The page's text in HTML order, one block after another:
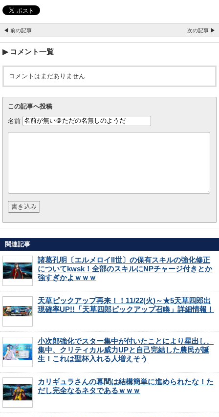
◀ 前の記事 次の記事 ▶
コメント一覧
コメントはまだありません
この記事へ投稿
名前
関連記事
諸葛孔明〔エルメロイII世〕の保有スキルの強化修正
についてkwsk！全部のスキルにNPチャージ付きとか
強すぎかよｗｗｗ
天草ピックアップ再来！！11/22(火)～★5天草四郎出
現確率UP!!「天草四郎ピックアップ召喚」詳細情報！
小次郎強化でスター集中が付いたことにより星出し、
集中、クリティカル威力UPと自己完結した農民が誕
生！これは聖杯入れる人増えそう
カリギュラさんの幕間は結構簡単に進められたな！た
だし完全なるネタであるｗｗｗ